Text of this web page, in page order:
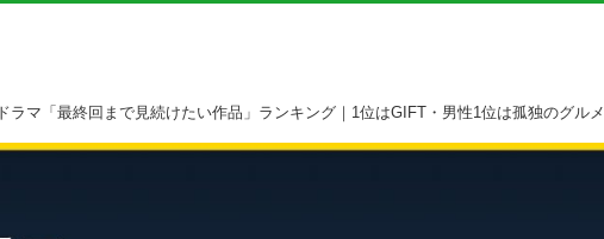
ラマ「最終回まで見続けたい作品」ランキング｜1位はGIFT・男性1位は孤独のグルメ